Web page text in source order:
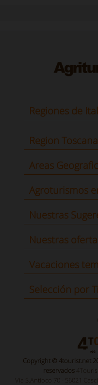
Regiones de
Region Toscana
Areas
Agroturismos
Nuestras
Nuestras
Vacaciones
Selección por
Copyright © 4tourist.net
reservados
Via S.Antioco 70 - 56021